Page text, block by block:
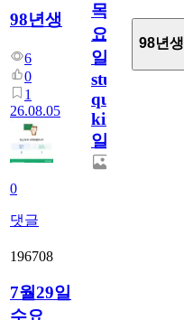
98년생
6
0
1
26.08.05
0
댓글
목
요
일/English
study
quiz
king772
일
98년생
196708
7월29일
수요